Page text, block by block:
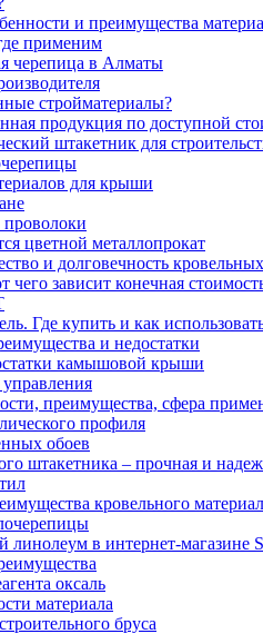
и преимущества
применим
черепица в Алматы
стройматериалы?
продукция по доступной
штакетник для
для крыши
цветной металлопрокат
и долговечность
чего зависит конечная
Где купить и как
и недостатки
камышовой крыши
преимущества, сфера
профиля
обоев
штакетника – прочная и
кровельного
линолеум в интернет-магазине
оксаль
материала
бруса